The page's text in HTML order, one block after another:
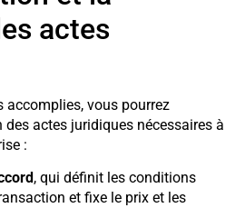
actes
accomplies, vous pourrez
des actes juridiques nécessaires à
:
, qui définit les conditions
et fixe le prix et les